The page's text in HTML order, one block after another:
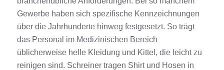
Gewerbe haben sich spezifische Kennzeichnungen
über die Jahrhunderte hinweg festgesetzt. So trägt
das Personal im Medizinischen Bereich
üblicherweise helle Kleidung und Kittel, die leicht zu
reinigen sind. Schreiner tragen Shirtund Hosen in